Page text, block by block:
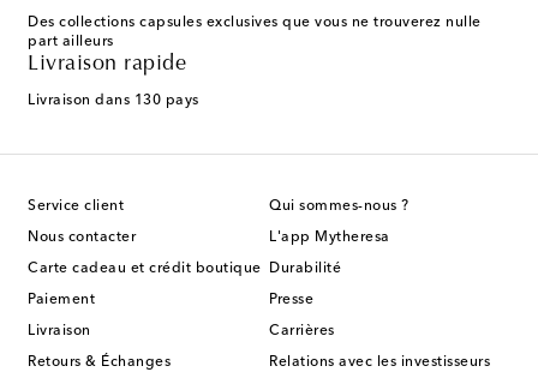
Des collections capsules exclusives que vous ne trouverez nulle
part ailleurs
Livraison rapide
Livraison dans 130 pays
Service client
Nous contacter
Carte cadeau et crédit boutique
Paiement
Livraison
Retours & Échanges
Qui sommes-nous ?
L'app Mytheresa
Durabilité
Presse
Carrières
Relations avec les investisseurs